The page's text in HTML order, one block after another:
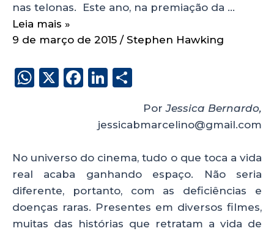
nas telonas. Este ano, na premiação da …
Leia mais »
9 de março de 2015 / Stephen Hawking
W
A
p
p
X
F
b
o
o
k
Li
k
e
dI
n
a
re
PorJessica Bernardo,
jessicabmarcelino@gmail.com
No universo do cinema, tudo o que toca a vida
real acaba ganhando espaço. Não seria
diferente, portanto, com as deficiências e
doenças raras. Presentes em diversos filmes,
muitas das histórias que retratam a vida de